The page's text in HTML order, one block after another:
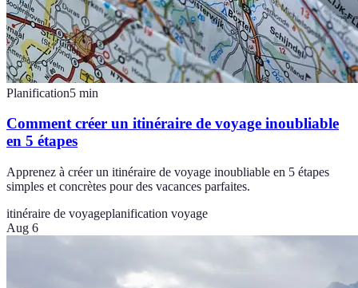
Planification5 min
Comment créer un itinéraire de voyage inoubliable
en 5 étapes
Apprenez à créer un itinéraire de voyage inoubliable en 5 étapes
simples et concrètes pour des vacances parfaites.
itinéraire de voyageplanification voyage
Aug 6